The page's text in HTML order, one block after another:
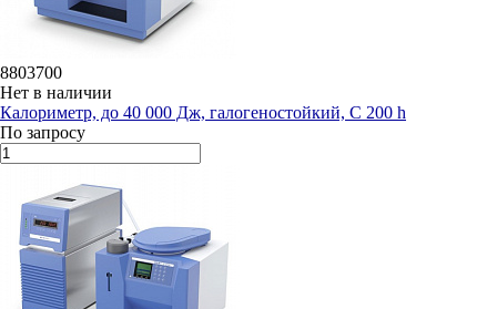
8803700
Нет в наличии
Калориметр, до 40 000 Дж, галогеностойкий, C 200 h
По запросу